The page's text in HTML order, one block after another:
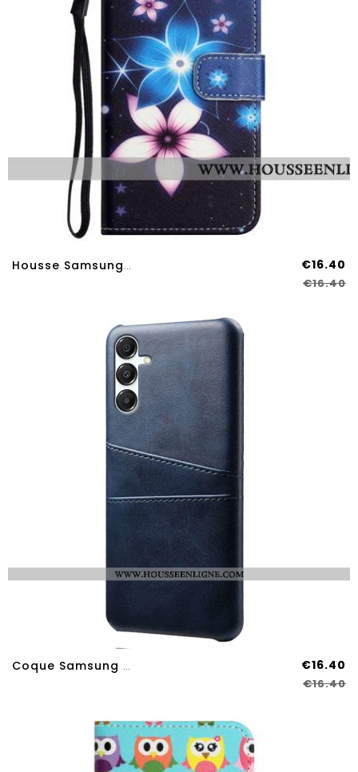
Housse Samsung Galaxy A17 4G / 5G Fleurs Bleues €16.40
€16.40
Coque Samsung Galaxy A17 4G / 5G Double Porte-Cartes €16.40
€16.40